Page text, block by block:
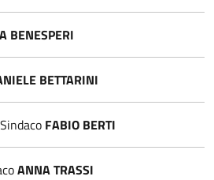
BENESPERI
BETTARINI
FABIO BERTI
ANNA TRASSI